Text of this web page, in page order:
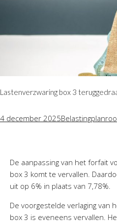
Klantenportaal – Online
Nextens-Accorderen aangiften
Lastenverzwaring box 3
4 december 2025Belastingplan
De aanpassing van het forfait
box 3 komt te vervallen.
uit op 6% in plaats van 7,78%.
De voorgestelde verlaging van
box 3 is eveneens vervallen.